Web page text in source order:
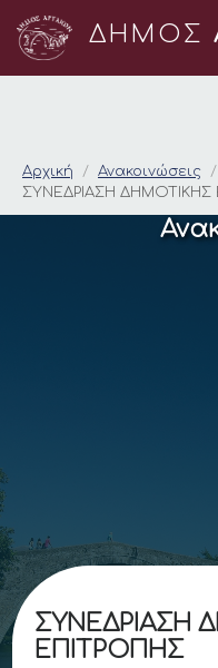
ΔΗΜΟΣ
Αρχική
Ανακοινώσεις
ΣΥΝΕΔΡΙΑΣΗ ΔΗΜΟΤΙΚΗΣ
ΣΥΝΕΔΡΙΑΣΗ
ΕΠΙΤΡΟΠΗΣ